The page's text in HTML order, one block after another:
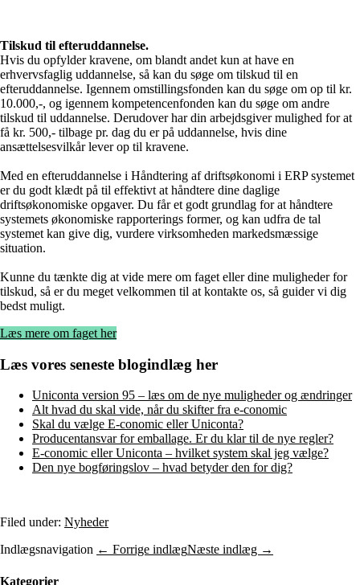
Tilskud til efteruddannelse.
Hvis du opfylder kravene, om blandt andet kun at have en
erhvervsfaglig uddannelse, så kan du søge om tilskud til en
efteruddannelse. Igennem omstillingsfonden kan du søge om op til kr.
10.000,-, og igennem kompetencenfonden kan du søge om andre
tilskud til uddannelse. Derudover har din arbejdsgiver mulighed for at
få kr. 500,- tilbage pr. dag du er på uddannelse, hvis dine
ansættelsesvilkår lever op til kravene.
Med en efteruddannelse i Håndtering af driftsøkonomi i ERP systemet
er du godt klædt på til effektivt at håndtere dine daglige
driftsøkonomiske opgaver. Du får et godt grundlag for at håndtere
systemets økonomiske rapporterings former, og kan udfra de tal
systemet kan give dig, vurdere virksomheden markedsmæssige
situation.
Kunne du tænkte dig at vide mere om faget eller dine muligheder for
tilskud, så er du meget velkommen til at kontakte os, så guider vi dig
bedst muligt.
Læs mere om faget her
Læs vores seneste blogindlæg her
Uniconta version 95 – læs om de nye muligheder og ændringer
Alt hvad du skal vide, når du skifter fra e-conomic
Skal du vælge E-conomic eller Uniconta?
Producentansvar for emballage. Er du klar til de nye regler?
E-conomic eller Uniconta – hvilket system skal jeg vælge?
Den nye bogføringslov – hvad betyder den for dig?
Filed under: Nyheder
Indlægsnavigation ← Forrige indlægNæste indlæg →
Kategorier